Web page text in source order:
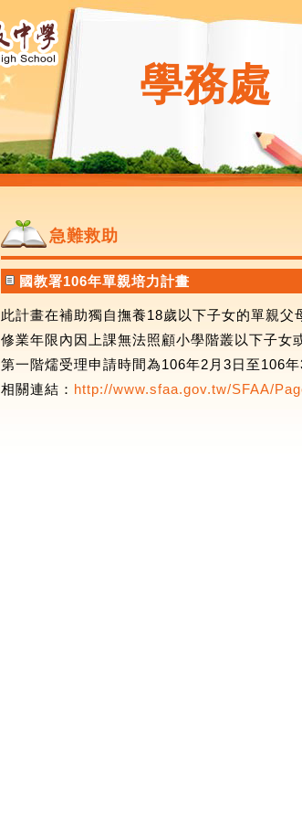
學務處
急難救助
國教署106年單親培力計畫
此計畫在補助獨自撫養18歲以下子女的單親
修業年限內因上課無法照顧小學階叢以下子女
第一階燸受理申請時間為106年2月3日至106年
相關連結： http://www.sfaa.gov.tw/SFAA/